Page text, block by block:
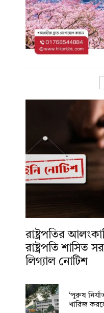
রাষ্ট্রপতির
রাষ্ট্রপতি শাসিত
লিগ্যাল নোটিশ
‘পুরুষ
খারিজ